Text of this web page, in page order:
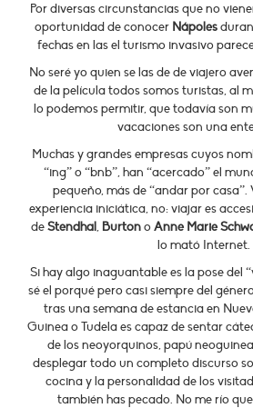
Por diversas circunstancias que no
oportunidad de conocer Nápoles
fechas en las el turismo invasivo
No seré yo quien se las de de viajero
de la película todos somos turistas, al
lo podemos permitir, que todavía son
vacaciones son una
Muchas y grandes empresas cuyos
“ing” o “bnb”, han “acercado” el
pequeño, más de “andar por casa”.
experiencia iniciática, no: viajar es
deStendhal, BurtonoAnne Marie
lo mató Internet.
Si hay algo inaguantable es la pose del
sé el porqué pero casi siempre del
tras una semana de estancia en
Guinea o Tudela es capaz de sentar
de los neoyorquinos, papú
desplegar todo un completo discurso
cocina y la personalidad de los
también has pecado. No me río